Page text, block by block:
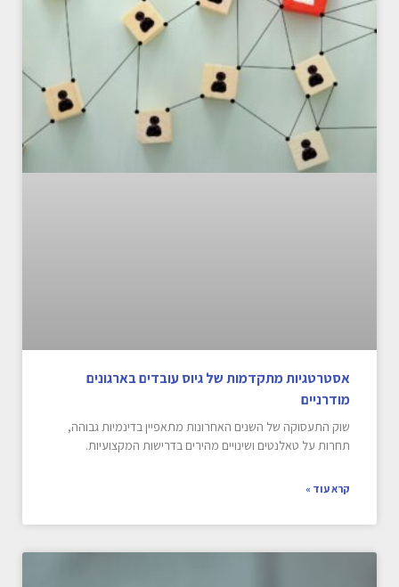
אסטרטגיות מתקדמות של גיוס עובדים בארגונים
מודרניים
שוק התעסוקה של השנים האחרונות מתאפיין בדינמיות גבוהה,
תחרות על טאלנטים ושינויים מהירים בדרישות המקצועיות.
קרא עוד »